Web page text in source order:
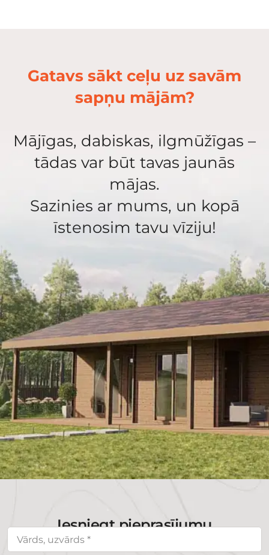
Gatavs sākt ceļu uz savām
sapņu mājām?
Mājīgas, dabiskas, ilgmūžīgas –
tādas var būt tavas jaunās
mājas.
Sazinies ar mums, un kopā
īstenosim tavu vīziju!
Iesniegt pieprasījumu